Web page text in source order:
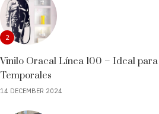
2
Vinilo Oracal Línea 100 – Ideal
Temporales
14 DECEMBER 2024